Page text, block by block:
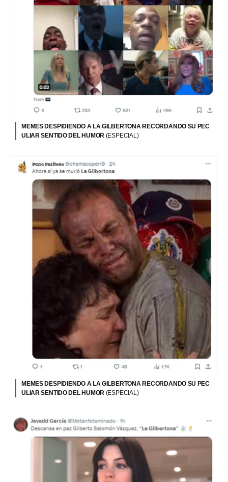
MEMES DESPIDIENDO A LA GILBERTONA RECORDANDO SU PEC
ULIAR SENTIDO DEL HUMOR (ESPECIAL)
MEMES DESPIDIENDO A LA GILBERTONA RECORDANDO SU PEC
ULIAR SENTIDO DEL HUMOR (ESPECIAL)